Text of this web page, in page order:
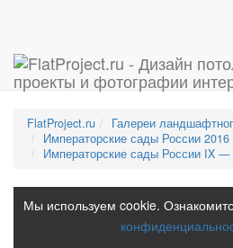
FlatProject.ru
Галереи
Императорские сады России 2016
Императорские сады России IX
Мы используем cookie.